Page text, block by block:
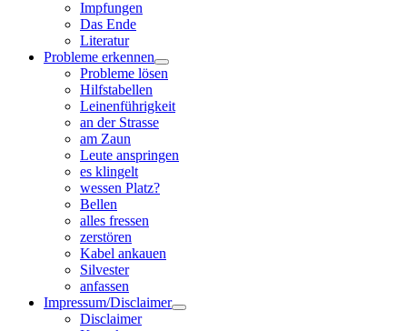
Impfungen
Das Ende
Literatur
Probleme erkennen
Probleme lösen
Hilfstabellen
Leinenführigkeit
an der Strasse
am Zaun
Leute anspringen
es klingelt
wessen Platz?
Bellen
alles fressen
zerstören
Kabel ankauen
Silvester
anfassen
Impressum/Disclaimer
Disclaimer